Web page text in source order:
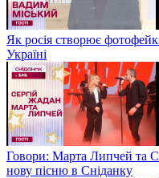
Як росія створює
Україні
Говори: Марта Липчей та
нову пісню в Сніданку